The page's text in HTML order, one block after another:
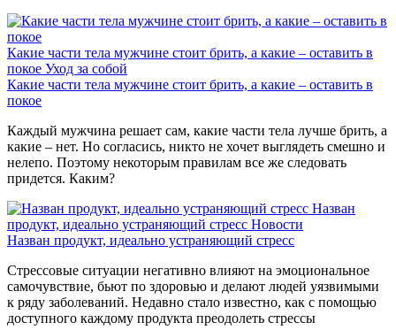
Какие части тела мужчине стоит брить, а какие – оставить в
покое Уход за собой
Какие части тела мужчине стоит брить, а какие – оставить в
покое
Каждый мужчина решает сам, какие части тела лучше брить, а
какие – нет. Но согласись, никто не хочет выглядеть смешно и
нелепо. Поэтому некоторым правилам все же следовать
придется. Каким?
Назван
продукт, идеально устраняющий стресс Новости
Назван продукт, идеально устраняющий стресс
Стрессовые ситуации негативно влияют на эмоциональное
самочувствие, бьют по здоровью и делают людей уязвимыми
к ряду заболеваний. Недавно стало известно, как с помощью
доступного каждому продукта преодолеть стрессы